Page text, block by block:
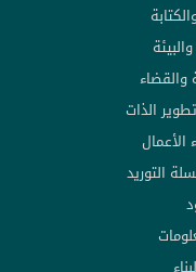
والقضاء
الذات
الأعمال
التوريد